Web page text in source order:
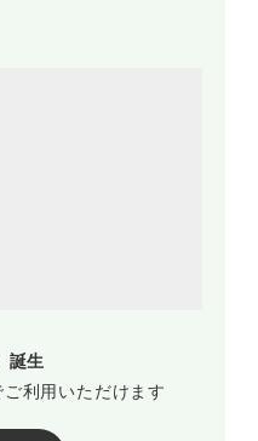
誕生
利用いただけます